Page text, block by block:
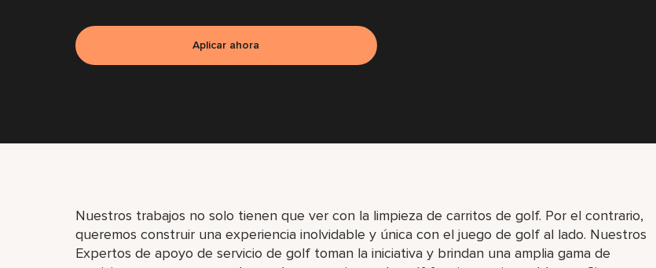
Aplicar ahora
Nuestros trabajos no solo tienen que ver con la limpieza de carritos de golf. Por el contrario,
queremos construir una experiencia inolvidable y única con el juego de golf al lado. Nuestros
Expertos de apoyo de servicio de golf toman la iniciativa y brindan una amplia gama de